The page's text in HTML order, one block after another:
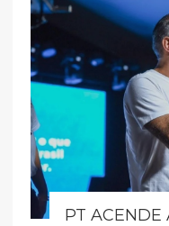
PT ACENDE